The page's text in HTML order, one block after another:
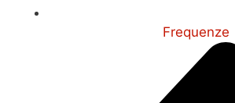
Frequenze